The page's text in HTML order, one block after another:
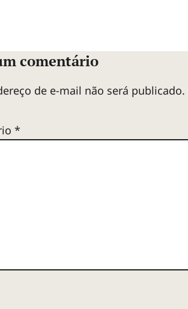
comentário
de e-mail não será publicado.
*